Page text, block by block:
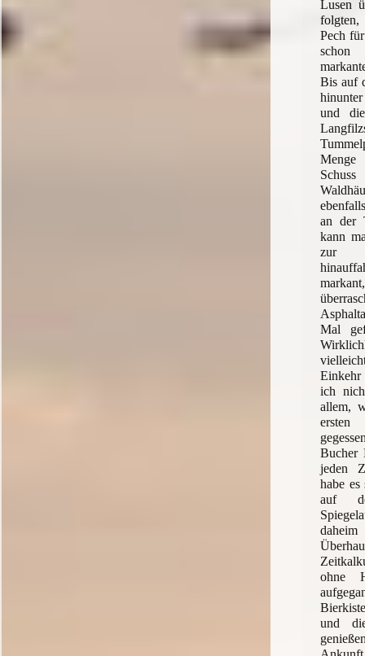
Lusen
Pech
schon
Bis auf
und
Menge
an der
kann
zur
Mal
ich
allem,
Bucher
jeden
habe es
auf
ohne
und